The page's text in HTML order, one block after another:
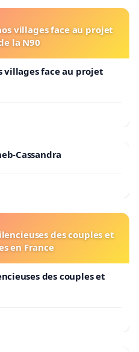
villages face au projet
la N90
villages face au projet
Cassandra
des couples et
en France
des couples et